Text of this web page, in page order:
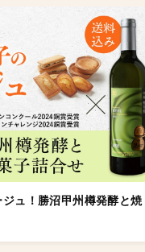
ュ！勝沼甲州樽発酵と焼